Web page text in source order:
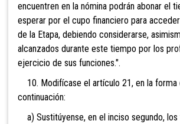
encuentren en la nómina podrán abonar el
esperar por el cupo financiero para
de la Etapa, debiendo considerarse,
alcanzados durante este tiempo por los
ejercicio de sus funciones.".
10. Modifícase el artículo 21, en la forma
continuación:
a) Sustitúyense, en el inciso segundo,